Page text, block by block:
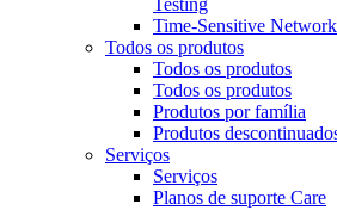
Testing
Time-Sensitive
Todos os produtos
Todos os produtos
Todos os produtos
Produtos por família
Produtos
Serviços
Serviços
Planos de suporte Care